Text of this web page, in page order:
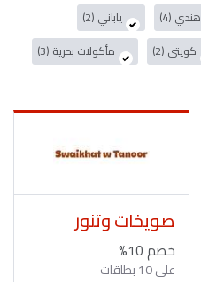
هندي (4)
ياباني (2)
كويتي (2) مأكولات بحرية (3)
صويخات وتنور
خصم 10%
على 10 بطاقات